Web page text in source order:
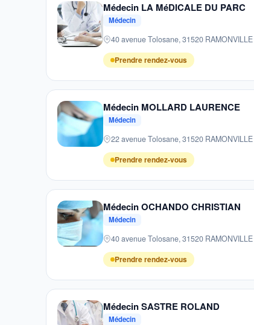
Médecin LA MéDICALE DU PARC
Médecin
40 avenue Tolosane, 31520
Prendre rendez-vous
Médecin MOLLARD LAURENCE
Médecin
22 avenue Tolosane, 31520
Prendre rendez-vous
Médecin OCHANDO CHRISTIAN
Médecin
40 avenue Tolosane, 31520
Prendre rendez-vous
Médecin SASTRE ROLAND
Médecin